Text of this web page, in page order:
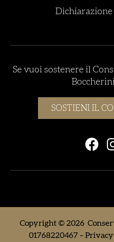
Dichiarazione
Se vuoi sostenere il
SOSTIENI IL
Copyright © 2026
01768220467 –